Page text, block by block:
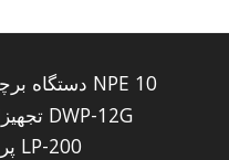
دستگاه برچسب زدن غلطک جوهر NPE 10
تجهیزات دربندی اتوماتیک DWP-12G
پرس هیدرولیک LP-200